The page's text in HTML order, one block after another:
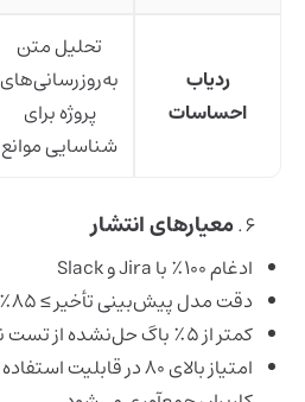
ردیاب
احساسات
تحلیل متن
به‌روزرسانی‌های
پروژه برای
شناسایی موانع
معیارهای انتشار
ادغام ۱۰۰٪ با Jira و Slack
دقت مدل پیش‌بینی تأخیر ≥ ۸۵٪
کمتر از ۵٪ باگ حل‌نشده از تست نسخه بتا